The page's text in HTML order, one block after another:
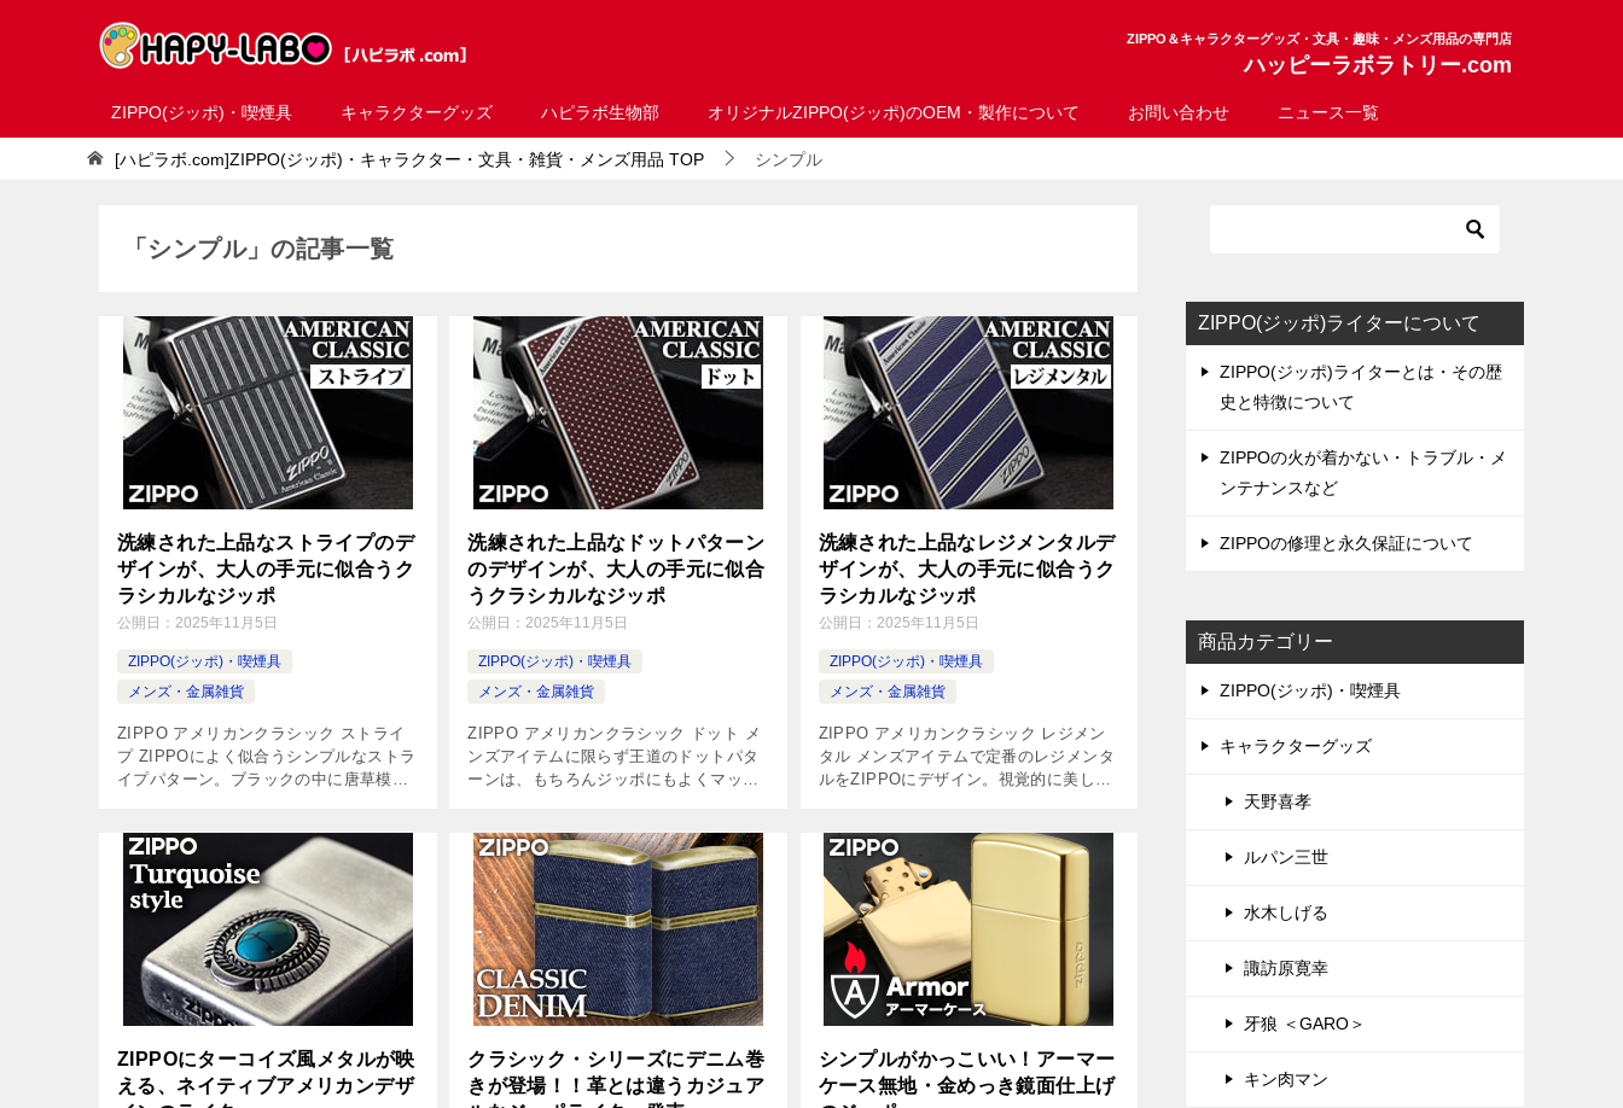
ZIPPO＆キャラクターグッズ・文具・趣味・メンズ用品の専門店
ハッピーラボラトリー.com
ZIPPO(ジッポ)・喫煙具 キャラクターグッズ ハピラボ生物部 オリジナルZIPPO(ジッポ)のOEM・製作について お問い合わせ ニュース一覧
[ハピラボ.com]ZIPPO(ジッポ)・キャラクター・文具・雑貨・メンズ用品 TOP シンプル
「シンプル」の記事一覧
洗練された上品なストライプのデ
ザインが、大人の手元に似合うク
ラシカルなジッポ
公開日： 2025年11月5日
ZIPPO(ジッポ)・喫煙具
メンズ・金属雑貨
ZIPPO アメリカンクラシック ストライ
プ ZIPPOによく似合うシンプルなストラ
イプパターン。ブラックの中に唐草模様
気。モノクロの装飾がシーンを選ば […]
洗練された上品なドットパターン
のデザインが、大人の手元に似合
うクラシカルなジッポ
公開日：2025年11月5日
ZIPPO(ジッポ)・喫煙具
メンズ・金属雑貨
ZIPPO アメリカンクラシック ドット メ
ンズアイテムに限らず王道のドットパタ
ーンは、もちろんジッポにもよくマッ
を演出しています。作り込みもしっか
[…]
洗練された上品なレジメンタルデ
ザインが、大人の手元に似合うク
ラシカルなジッポ
公開日： 2025年11月5日
ZIPPO(ジッポ)・喫煙具
メンズ・金属雑貨
ZIPPO アメリカンクラシック レジメン
タル メンズアイテムで定番のレジメンタ
ルをZIPPOにデザイン。視覚的に美しい
り込まれたラインの模様がシッ […]
ZIPPOにターコイズ風メタルが映
える、ネイティブアメリカンデザ
クラシック・シリーズにデニム巻
きが登場！！革とは違うカジュア
シンプルがかっこいい！アーマー
ケース無地・金めっき鏡面仕上げ
ZIPPO(ジッポ)ライターについて
ZIPPO(ジッポ)ライターとは・その歴
史と特徴について
ZIPPOの火が着かない・トラブル・メ
ンテナンスなど
ZIPPOの修理と永久保証について
商品カテゴリー
ZIPPO(ジッポ)・喫煙具
キャラクターグッズ
天野喜孝
ルパン三世
水木しげる
諏訪原寛幸
牙狼 ＜GARO＞
キン肉マン